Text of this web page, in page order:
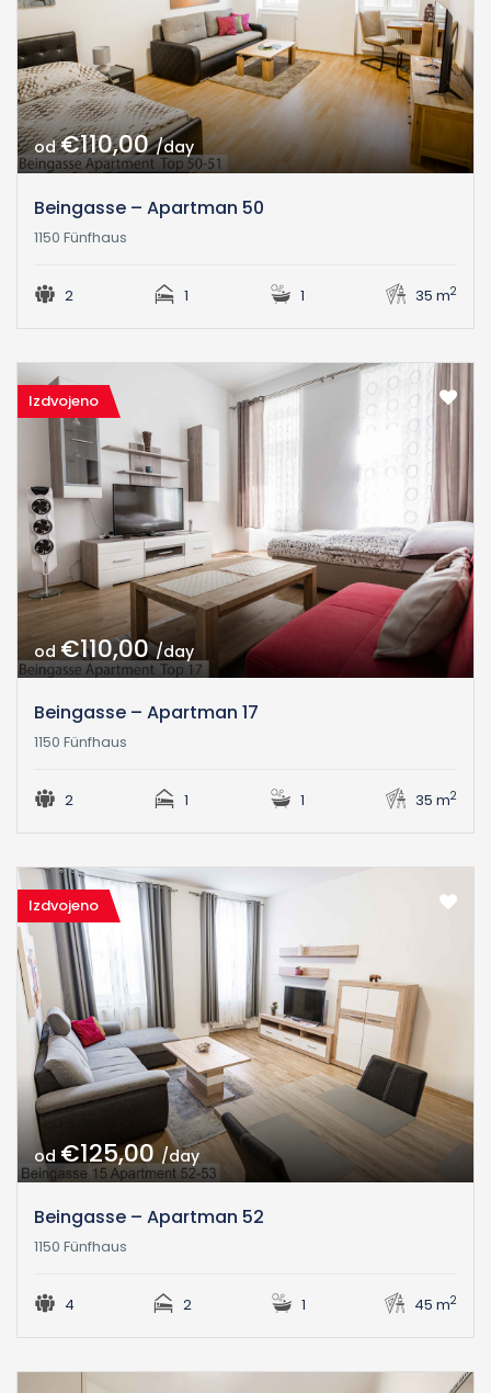
od€110,00/day
Beingasse – Apartman 50
1150 Fünfhaus
2 1 1 35 m2
Izdvojeno
od €110,00/day
Beingasse – Apartman 17
1150 Fünfhaus
2 1 1 35 m2
Izdvojeno
od €125,00/day
Beingasse – Apartman 52
1150 Fünfhaus
4 2 1 45 m2